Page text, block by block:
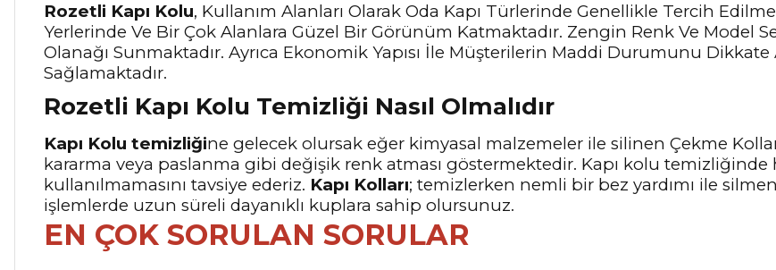
Rozetli Kapı Kolu, Kullanım Alanları Olarak Oda Kapı Türlerinde Genellikle Tercih
Yerlerinde Ve Bir Çok Alanlara Güzel Bir Görünüm Katmaktadır. Zengin Renk Ve Model
Olanağı Sunmaktadır. Ayrıca Ekonomik Yapısı İle Müşterilerin Maddi Durumunu
Sağlamaktadır.
Rozetli Kapı Kolu Temizliği Nasıl Olmalıdır
Kapı Kolu temizliğine gelecek olursak eğer kimyasal malzemeler ile silinen Çekme
kararma veya paslanma gibi değişik renk atması göstermektedir. Kapı kolu
kullanılmamasını tavsiye ederiz. Kapı Kolları; temizlerken nemli bir bez yardımı ile
işlemlerde uzun süreli dayanıklı kuplara sahip olursunuz.
EN ÇOK SORULAN SORULAR